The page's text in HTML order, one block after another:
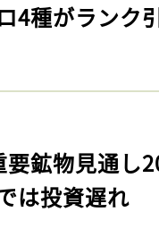
4種がランク
要鉱物見通
は投資遅れ
に入りに
インが必